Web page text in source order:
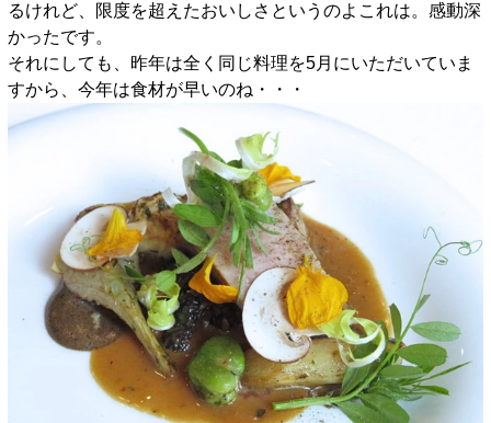
るけれど、限度を超えたおいしさというのよこれは。感動深
かったです。
それにしても、昨年は全く同じ料理を5月にいただいていま
すから、今年は食材が早いのね・・・